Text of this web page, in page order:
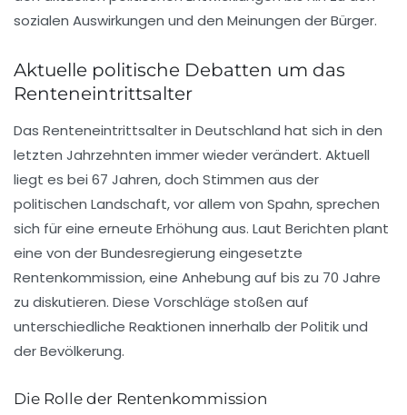
sozialen Auswirkungen und den Meinungen der Bürger.
Aktuelle politische Debatten um das
Renteneintrittsalter
Das Renteneintrittsalter in Deutschland hat sich in den
letzten Jahrzehnten immer wieder verändert. Aktuell
liegt es bei 67 Jahren, doch Stimmen aus der
politischen Landschaft, vor allem von Spahn, sprechen
sich für eine erneute Erhöhung aus. Laut Berichten plant
eine von der Bundesregierung eingesetzte
Rentenkommission, eine Anhebung auf bis zu 70 Jahre
zu diskutieren. Diese Vorschläge stoßen auf
unterschiedliche Reaktionen innerhalb der Politik und
der Bevölkerung.
Die Rolle der Rentenkommission